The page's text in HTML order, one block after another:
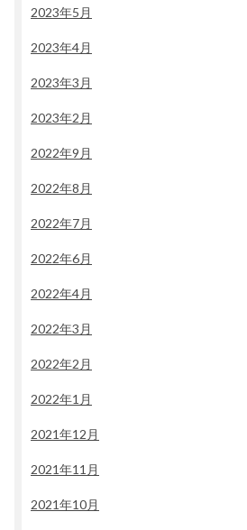
2023年5月
2023年4月
2023年3月
2023年2月
2022年9月
2022年8月
2022年7月
2022年6月
2022年4月
2022年3月
2022年2月
2022年1月
2021年12月
2021年11月
2021年10月